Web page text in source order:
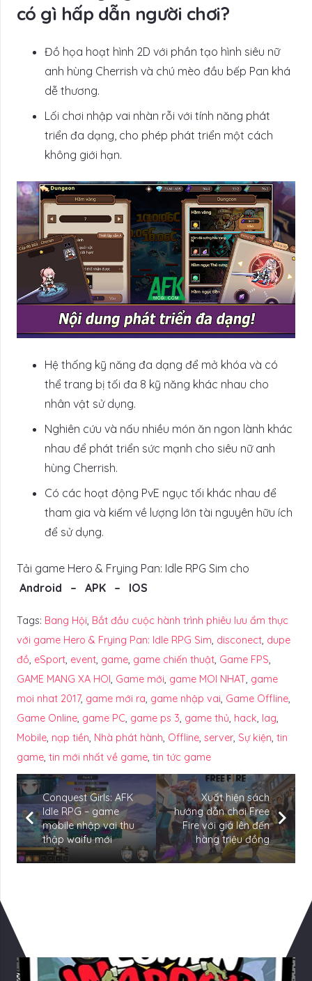
có gì hấp dẫn người chơi?
Đồ họa hoạt hình 2D với phần tạo hình siêu nữ
anh hùng Cherrish và chú mèo đầu bếp Pan khá
dễ thương.
Lối chơi nhập vai nhàn rỗi với tính năng phát
triển đa dạng, cho phép phát triển một cách
không giới hạn.
Hệ thống kỹ năng đa dạng để mở khóa và có
thể trang bị tối đa 8 kỹ năng khác nhau cho
nhân vật sử dụng.
Nghiên cứu và nấu nhiều món ăn ngon lành khác
nhau để phát triển sức mạnh cho siêu nữ anh
hùng Cherrish.
Có các hoạt động PvE ngục tối khác nhau để
tham gia và kiếm về lượng lớn tài nguyên hữu ích
để sử dụng.
Tải game Hero & Frying Pan: Idle RPG Sim cho
Android – APK – IOS
Tags: Bang Hội Bắt đầu cuộc hành trình phiêu lưu ẩm thực
với game Hero & Frying Pan: Idle RPG Sim disconect dupe
đồ eSport event game game chiến thuật Game FPS
GAME MANG XA HOI Game mới game MOI NHAT game
moi nhat 2017, game mới ra game nhập vai Game Offline
Game Online game PC game ps 3 game thủ hack lag
Mobile nạp tiền Nhà phát hành Offline server, Sự kiện tin
game tin mới nhất về game tin tức game
Conquest Girls: AFK
Idle RPG – game
mobile nhập vai thu
thập waifu mới
Xuất hiện sách
hướng dẫn chơi Free
Fire với giá lên đến
hàng triệu đồng